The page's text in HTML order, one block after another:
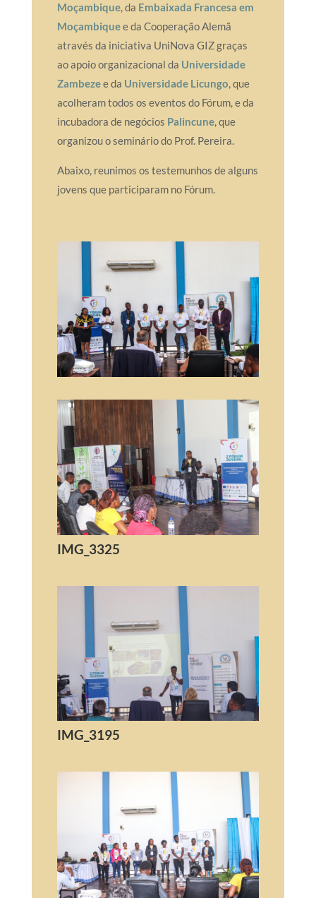
Moçambique, da Embaixada Francesa em
Moçambiquee da Cooperação Alemã
através da iniciativa UniNova GIZ graças
ao apoio organizacional da Universidade
Zambezee da Universidade Licungo, que
acolheram todos os eventos do Fórum, e da
incubadora de negócios Palincune, que
organizou o seminário do Prof. Pereira.
Abaixo, reunimos os testemunhos de alguns
jovens que participaram no Fórum.
IMG_3325
IMG_3195